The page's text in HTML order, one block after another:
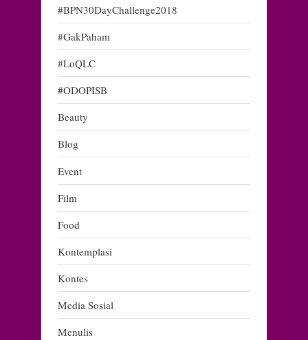
#BPN30DayChallenge2018
#GakPaham
#LoQLC
#ODOPISB
Beauty
Blog
Event
Film
Food
Kontemplasi
Kontes
Media Sosial
Menulis